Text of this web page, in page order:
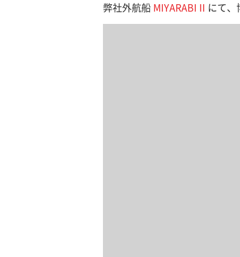
弊社外航船 MIYARABI II にて、